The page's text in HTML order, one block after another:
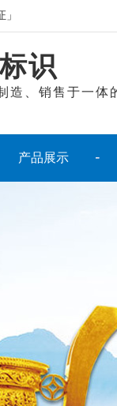
识
造、销售于一体
产品展示